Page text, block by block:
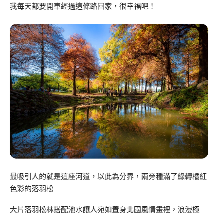
我每天都要開車經過這條路回家，很幸福吧！
最吸引人的就是這座河道，以此為分界，兩旁種滿了綠轉橘紅
色彩的落羽松
大片落羽松林搭配池水讓人宛如置身北國風情畫裡，浪漫極